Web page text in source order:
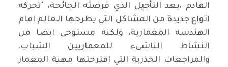
القادم ،بعد التأجيل الذي فرضته الجائحة، "تحركه
انواع جديدة من المشاكل التي يطرحها العالم امام
الهندسة المعمارية، ولكنه مستوحى ايضا من
النشاط الناشىء للمعماريين الشباب،
والمراجعات الجذرية التي اقترحتها مهنة المعمار